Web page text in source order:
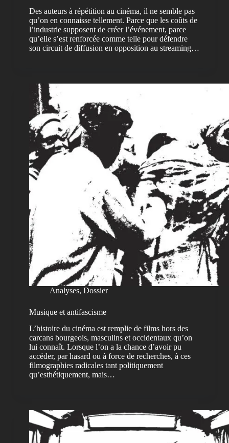
Des auteurs à répétition au cinéma, il ne semble pas
qu’on en connaisse tellement. Parce que les coûts de
l’industrie supposent de créer l’événement, parce
qu’elle s’est renforcée comme telle pour défendre
son circuit de diffusion en opposition au streaming…
Analyses, Dossier
Musique et antifascisme
L’histoire du cinéma est remplie de films hors des
carcans bourgeois, masculins et occidentaux qu’on
lui connaît. Lorsque l’on a la chance d’avoir pu
accéder, par hasard ou à force de recherches, à ces
filmographies radicales tant politiquement
qu’esthétiquement, mais…